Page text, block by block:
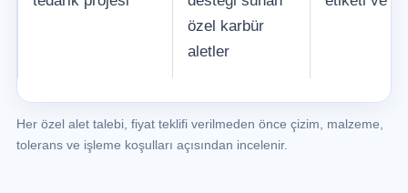
özel karbür
aletler
Her özel alet talebi, fiyat teklifi verilmeden önce çizim, malzeme,
tolerans ve işleme koşulları açısından incelenir.